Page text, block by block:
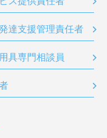
達支援管理責任者
具専門相談員